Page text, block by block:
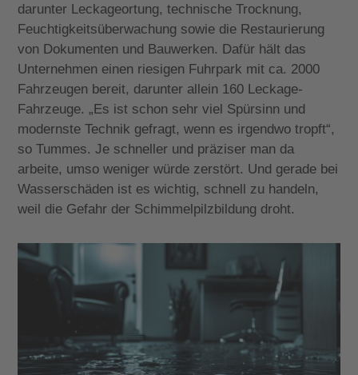
darunter Leckageortung, technische Trocknung,
Feuchtigkeitsüberwachung sowie die Restaurierung
von Dokumenten und Bauwerken. Dafür hält das
Unternehmen einen riesigen Fuhrpark mit ca. 2000
Fahrzeugen bereit, darunter allein 160 Leckage-
Fahrzeuge. „Es ist schon sehr viel Spürsinn und
modernste Technik gefragt, wenn es irgendwo tropft“,
so Tummes. Je schneller und präziser man da
arbeite, umso weniger würde zerstört. Und gerade bei
Wasserschäden ist es wichtig, schnell zu handeln,
weil die Gefahr der Schimmelpilzbildung droht.